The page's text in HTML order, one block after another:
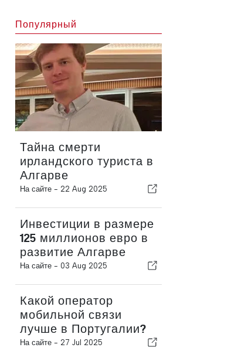
Популярный
Тайна смерти
ирландского туриста в
Алгарве
На сайте - 22 Aug 2025
Инвестиции в размере
125 миллионов евро в
развитие Алгарве
На сайте - 03 Aug 2025
Какой оператор
мобильной связи
лучше в Португалии?
На сайте - 27 Jul 2025